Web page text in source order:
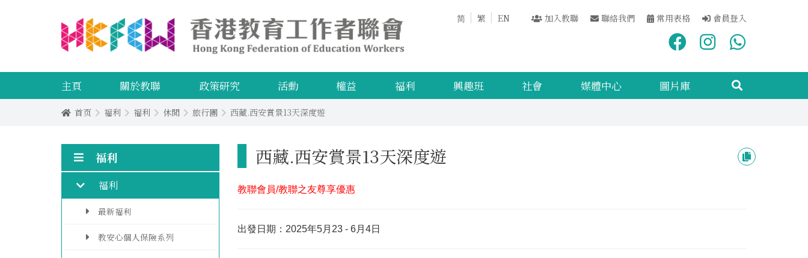
简 繁 EN 加入教聯 聯絡我們 常用表格 會員登入
主頁 關於教聯 政策研究 活動 權益 福利 興趣班 社會 媒體中心 圖片庫
首页 福利 福利 休閒 旅行團 西藏.西安賞景13天深度遊
福利
福利
最新福利
教安心個人保險系列
西藏.西安賞景13天深度遊
教聯會員/教聯之友尊享優惠
出發日期：2025年5月23 - 6月4日